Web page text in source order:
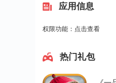
应用信息
权限功能： 点击查看
热门礼包